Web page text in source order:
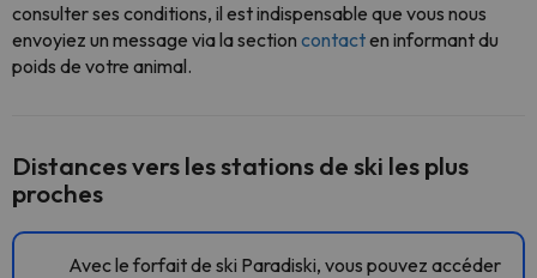
consulter ses conditions, il est indispensable que vous nous
envoyiez un message via la section contacten informant du
poids de votre animal.
Distances vers les stations de ski les plus
proches
Avec le forfait de ski Paradiski, vous pouvez accéder